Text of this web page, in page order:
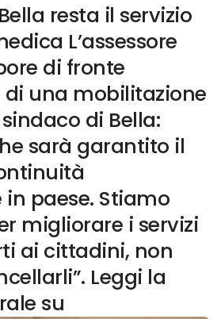
resta il servizio
L’assessore
di fronte
di una mobilitazione
di Bella:
sarà garantito il
in paese. Stiamo
migliorare i servizi
ai cittadini, non
Leggi la
su